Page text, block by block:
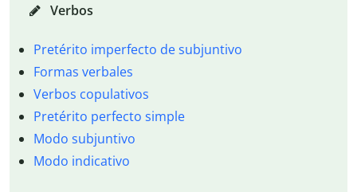
Verbos
Pretérito imperfecto de subjuntivo
Formas verbales
Verbos copulativos
Pretérito perfecto simple
Modo subjuntivo
Modo indicativo